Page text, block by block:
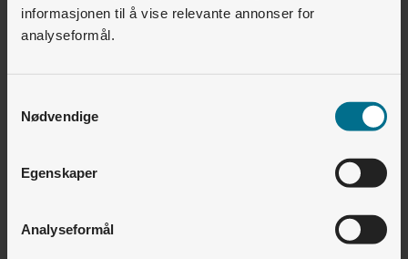
informasjonen til å vise relevante annonser for
analyseformål.
Nødvendige
Egenskaper
Analyseformål
Boligselskap og utbygger • Lyse Lading
Hvordan lade med RFID/ladebrikke? (iPhone)
Hvordan lade med RFID/ladebrikke? (Android)
Finner du ikke det du leter etter?